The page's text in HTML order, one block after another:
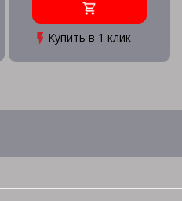
Купить в 1 клик